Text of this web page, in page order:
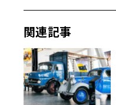
関連記事